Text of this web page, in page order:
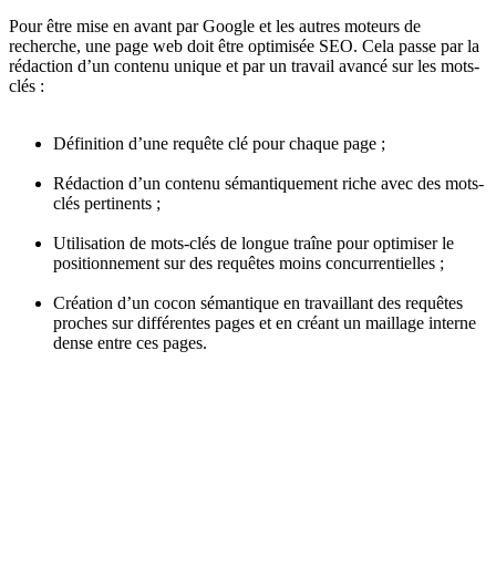
Pour être mise en avant par Google et les autres moteurs de
recherche, une page web doit être optimisée SEO. Cela passe par la
rédaction d’un contenu unique et par un travail avancé sur les mots-
clés :
Définition d’une requête clé pour chaque page ;
Rédaction d’un contenu sémantiquement riche avec des mots-
clés pertinents ;
Utilisation de mots-clés de longue traîne pour optimiser le
positionnement sur des requêtes moins concurrentielles ;
Création d’un cocon sémantique en travaillant des requêtes
proches sur différentes pages et en créant un maillage interne
dense entre ces pages.